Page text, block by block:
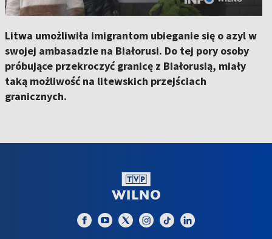
Litwa umożliwiła imigrantom ubieganie się o azyl w
swojej ambasadzie na Białorusi. Do tej pory osoby
próbujące przekroczyć granicę z Białorusią, miały
taką możliwość na litewskich przejściach
granicznych.